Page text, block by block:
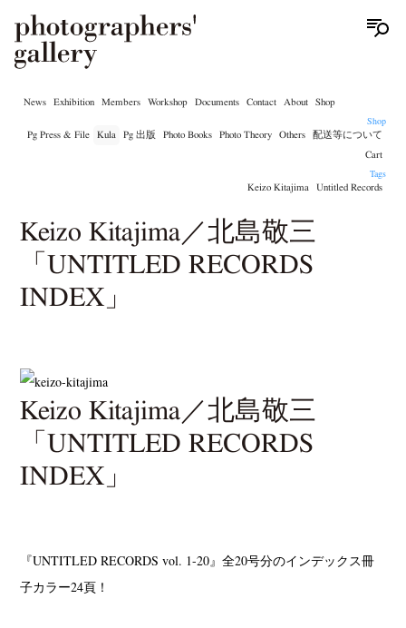
News Exhibition Members Workshop Documents Contact About Shop
Shop
Pg Press & File Kula Pg 出版 Photo Books Photo Theory Others
配送等について
Cart
Tags
Keizo Kitajima Untitled Records
Keizo Kitajima／北島敬三
「UNTITLED RECORDS
INDEX」
Keizo Kitajima／北島敬三
「UNTITLED RECORDS
INDEX」
『UNTITLED RECORDS vol. 1-20』全20号分のインデックス冊
子カラー24頁！